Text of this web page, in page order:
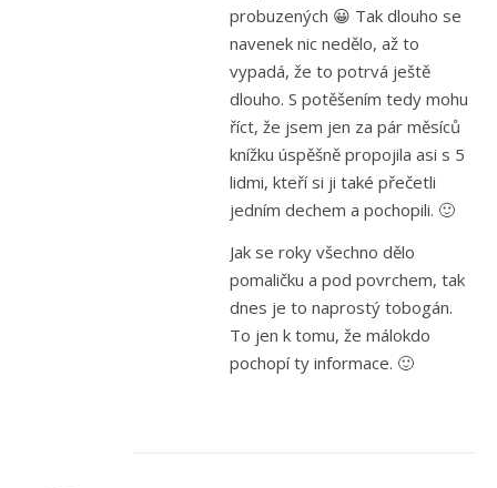
probuzených 😀 Tak dlouho se
navenek nic nedělo, až to
vypadá, že to potrvá ještě
dlouho. S potěšením tedy mohu
říct, že jsem jen za pár měsíců
knížku úspěšně propojila asi s 5
lidmi, kteří si ji také přečetli
jedním dechem a pochopili. 🙂
Jak se roky všechno dělo
pomaličku a pod povrchem, tak
dnes je to naprostý tobogán.
To jen k tomu, že málokdo
pochopí ty informace. 🙂